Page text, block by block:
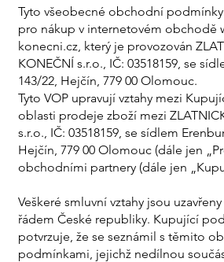
Tyto všeobecné obchodní podmínky
pro nákup v internetovém obchodě
konecni.cz, který je provozován
KONEČNÍ s.r.o., IČ: 03518159, se
143/22, Hejčín, 779 00 Olomouc.
Tyto VOP upravují vztahy mezi
oblasti prodeje zboží mezi
s.r.o., IČ: 03518159, se sídlem
Hejčín, 779 00 Olomouc (dále jen
obchodními partnery (dále jen
Veškeré smluvní vztahy jsou
řádem České republiky. Kupující
potvrzuje, že se seznámil s těmito
podmínkami, jejichž nedílnou